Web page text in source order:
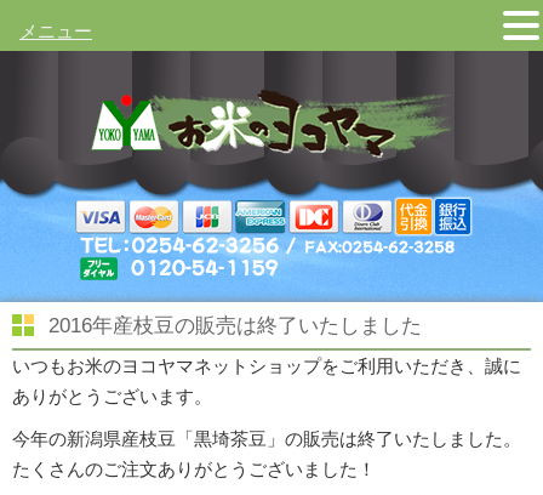
2016年産枝豆の販売は終了いたしました
いつもお米のヨコヤマネットショップをご利用いただき、誠に
ありがとうございます。
今年の新潟県産枝豆「黒埼茶豆」の販売は終了いたしました。
たくさんのご注文ありがとうございました！
メニュー